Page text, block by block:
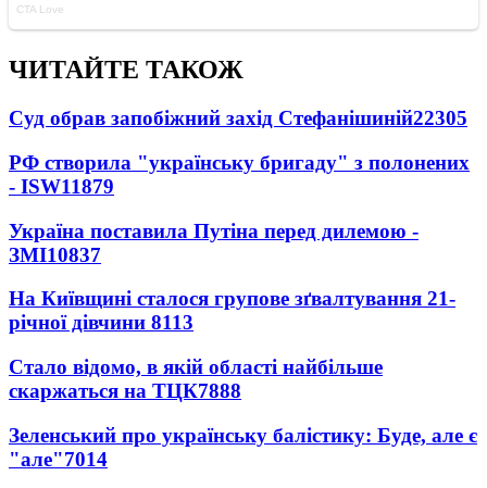
ЧИТАЙТЕ ТАКОЖ
Суд обрав запобіжний захід Стефанішиній22305
РФ створила "українську бригаду" з полонених
- ISW11879
Україна поставила Путіна перед дилемою -
ЗМІ10837
На Київщині сталося групове зґвалтування 21-
річної дівчини 8113
Стало відомо, в якій області найбільше
скаржаться на ТЦК7888
Зеленський про українську балістику: Буде, але є
"але"7014